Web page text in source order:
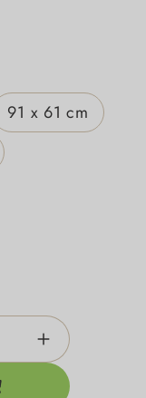
91 x 61 cm